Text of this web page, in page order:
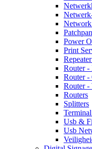
Network
Power
Print
Router -
Router -
Router -
Routers
Splitters
Usb &
Usb